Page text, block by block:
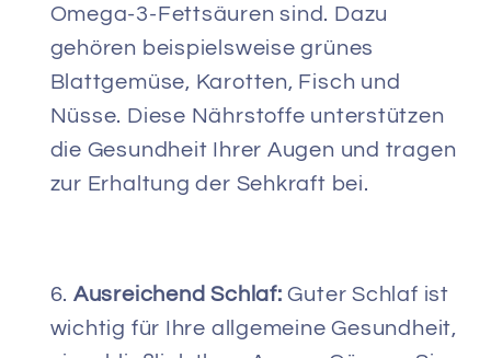
Omega-3-Fettsäuren sind. Dazu
gehören beispielsweise grünes
Blattgemüse, Karotten, Fisch und
Nüsse. Diese Nährstoffe unterstützen
die Gesundheit Ihrer Augen und tragen
zur Erhaltung der Sehkraft bei.
Ausreichend Schlaf: Guter Schlaf ist
wichtig für Ihre allgemeine Gesundheit,